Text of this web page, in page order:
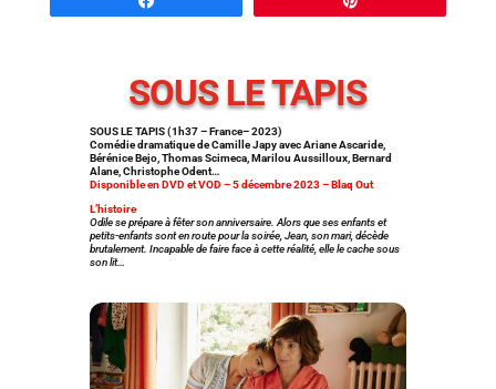
SOUS LE TAPIS
SOUS LE TAPIS (1h37 – France– 2023)
Comédie dramatique de Camille Japy avec Ariane Ascaride,
Bérénice Bejo, Thomas Scimeca, Marilou Aussilloux, Bernard
Alane, Christophe Odent…
Disponible en DVD et VOD – 5 décembre 2023 – Blaq Out
L’histoire
Odile se prépare à fêter son anniversaire. Alors que ses enfants et
petits-enfants sont en route pour la soirée, Jean, son mari, décède
brutalement. Incapable de faire face à cette réalité, elle le cache sous
son lit…